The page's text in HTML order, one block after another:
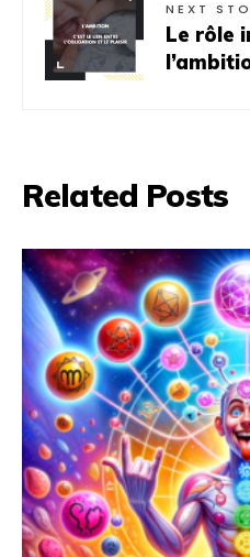
NEXT
Le rôle
Related Posts